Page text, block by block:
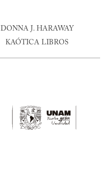
DONNA J. HARAWAY
KAÓTICA LIBROS